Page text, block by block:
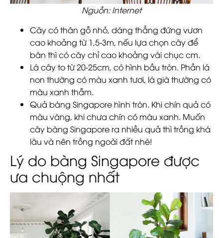
Nguồn: Internet
Cây có thân gỗ nhỏ, dáng thẳng đứng vươn
cao khoảng từ 1,5-3m, nếu lựa chọn cây để
bàn thì có cây chỉ cao khoảng vài chục cm.
Lá cây to từ 20-25cm, có hình bầu tròn. Phần lá
non thường có màu xanh tươi, lá già thường có
màu xanh thẫm.
Quả bàng Singapore hình tròn. Khi chín quả có
màu vàng, khi chưa chín có màu xanh. Muốn
cây bàng Singapore ra nhiều quả thì trồng khá
lâu và nên trồng ngoài đất nhé!
Lý do bàng Singapore được
ưa chuộng nhất